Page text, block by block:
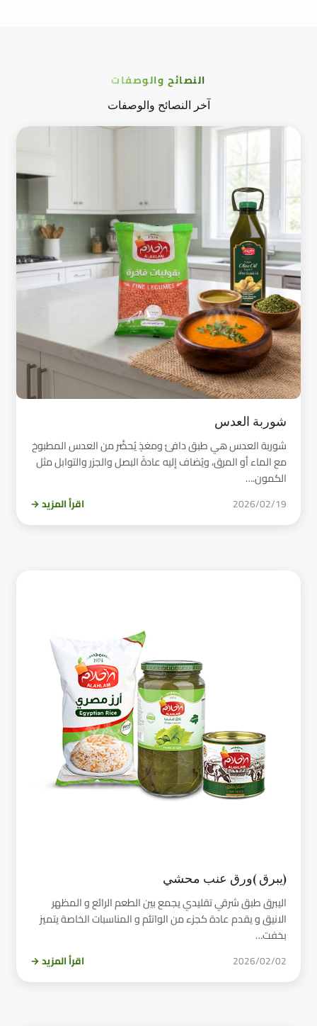
النصائح والوصفات
آخر النصائح والوصفات
شوربة العدس
شوربة العدس هي طبق دافئ ومغذٍ يُحضَّر من العدس المطبوخ
مع الماء أو المرق، ويُضاف إليه عادةً البصل والجزر والتوابل مثل
الكمون.…
2026/02/19 اقرأ المزيد →
(يبرق )ورق عنب محشي
اليبرق طبق شرقي تقليدي يجمع بين الطعم الرائع و المظهر
الانيق و يقدم عادة كجزء من الواتئم و المناسبات الخاصة يتميز
بخفت…
2026/02/02 اقرأ المزيد →